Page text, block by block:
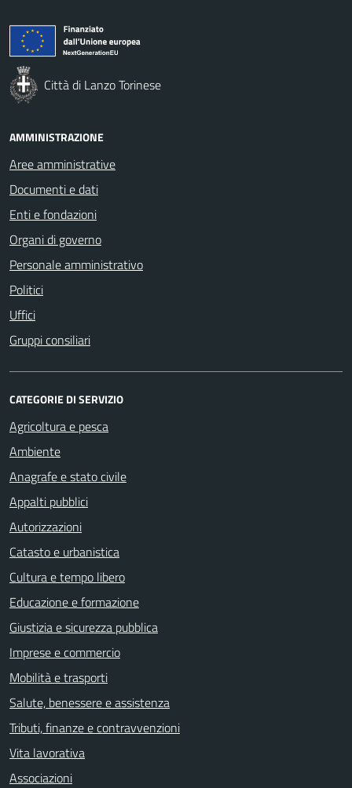
Città di Lanzo Torinese
AMMINISTRAZIONE
Aree amministrative
Documenti e dati
Enti e fondazioni
Organi di governo
Personale amministrativo
Politici
Uffici
Gruppi consiliari
CATEGORIE DI SERVIZIO
Agricoltura e pesca
Ambiente
Anagrafe e stato civile
Appalti pubblici
Autorizzazioni
Catasto e urbanistica
Cultura e tempo libero
Educazione e formazione
Giustizia e sicurezza pubblica
Imprese e commercio
Mobilità e trasporti
Salute, benessere e assistenza
Tributi, finanze e contravvenzioni
Vita lavorativa
Associazioni